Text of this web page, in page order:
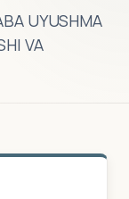
UYUSHMA
VA